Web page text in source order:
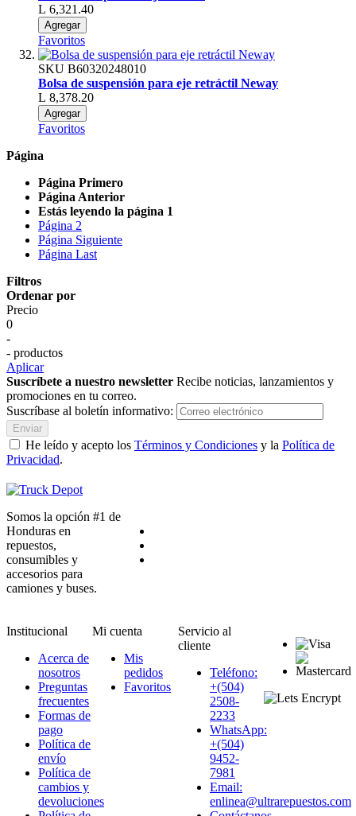
L 6,321.40
Agregar
Favoritos
SKU B60320248010
Bolsa de suspensión para eje retráctil Neway
L 8,378.20
Agregar
Favoritos
Página
Página Primero
Página Anterior
Estás leyendo la página 1
Página 2
Página Siguiente
Página Last
Filtros
Ordenar por
Precio
0
-
- productos
Aplicar
Suscríbete a nuestro newsletter Recibe noticias, lanzamientos y
promociones en tu correo.
Suscríbase al boletín informativo:
Enviar
He leído y acepto los Términos y Condiciones y la Política de
Privacidad.
Somos la opción #1 de
Honduras en
repuestos,
consumibles y
accesorios para
camiones y buses.
Institucional
Acerca de
nosotros
Preguntas
frecuentes
Formas de
pago
Política de
envío
Política de
cambios y
devoluciones
Mi cuenta
Mis
pedidos
Favoritos
Servicio al
cliente
Teléfono:
+(504)
2508-
2233
WhatsApp:
+(504)
9452-
7981
Email:
enlinea@ultrarepuestos.com